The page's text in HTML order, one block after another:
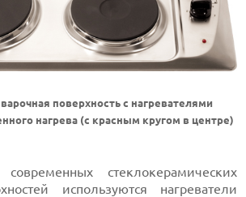
поверхность с нагревателями
нагрева (с красным кругом в центре)
стеклокерамических
используются нагреватели